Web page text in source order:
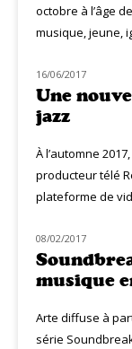
octobre à l’âge
musique, jeune,
NOUVEAUTÉS
16/06/2017
Une
jazz
À l’automne
producteur télé
plateforme de
MUZIQ NEWS
08/02/2017
musique
Arte diffuse à
série